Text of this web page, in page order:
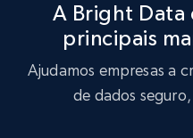
TikTok - Profiles
Account id, Nickname,
Like engagement rate,
and more.
A Bright Data
principais
Ajudamos empresas a
de dados